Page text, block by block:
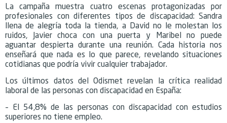
La campaña muestra cuatro escenas protagonizadas por
profesionales con diferentes tipos de discapacidad: Sandra
llena de alegría toda la tienda, a David no le molestan los
ruidos, Javier choca con una puerta y Maribel no puede
aguantar despierta durante una reunión. Cada historia nos
enseñará que nada es lo que parece, revelando situaciones
cotidianas que podría vivir cualquier trabajador.
Los últimos datos del Odismet revelan la crítica realidad
laboral de las personas con discapacidad en España:
– El 54,8% de las personas con discapacidad con estudios
superiores no tiene empleo.